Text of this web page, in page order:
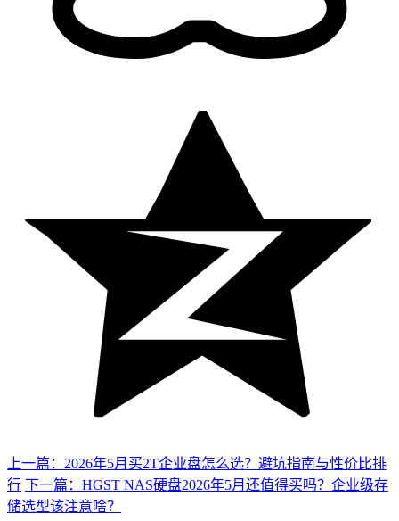
上一篇：2026年5月买2T企业盘怎么选？避坑指南与性价比排
行 下一篇：HGST NAS硬盘2026年5月还值得买吗？企业级存
储选型该注意啥？